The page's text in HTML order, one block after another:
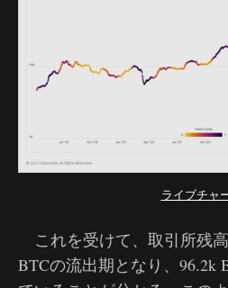
ライブチャ
これを受けて、取引所残
BTCの流出期となり、96.2k